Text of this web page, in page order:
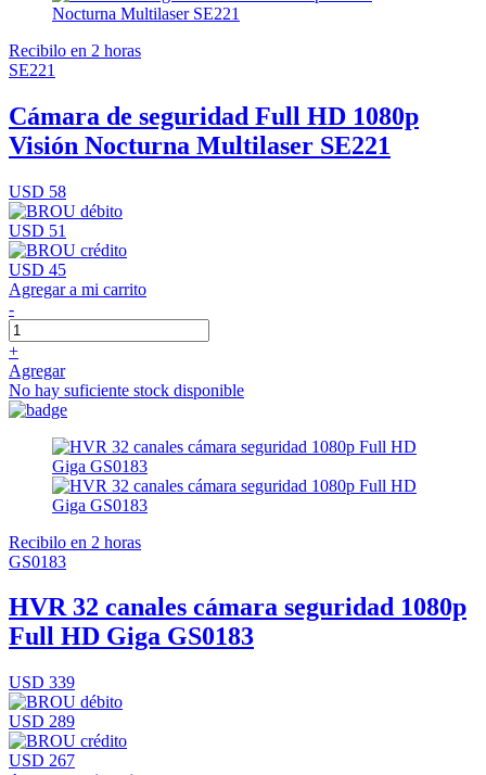
Recibilo en 2 horas
SE221
Cámara de seguridad Full HD 1080p
Visión Nocturna Multilaser SE221
USD 58
USD 51
USD 45
Agregar a mi carrito
-
+
Agregar
No hay suficiente stock disponible
Recibilo en 2 horas
GS0183
HVR 32 canales cámara seguridad 1080p
Full HD Giga GS0183
USD 339
USD 289
USD 267